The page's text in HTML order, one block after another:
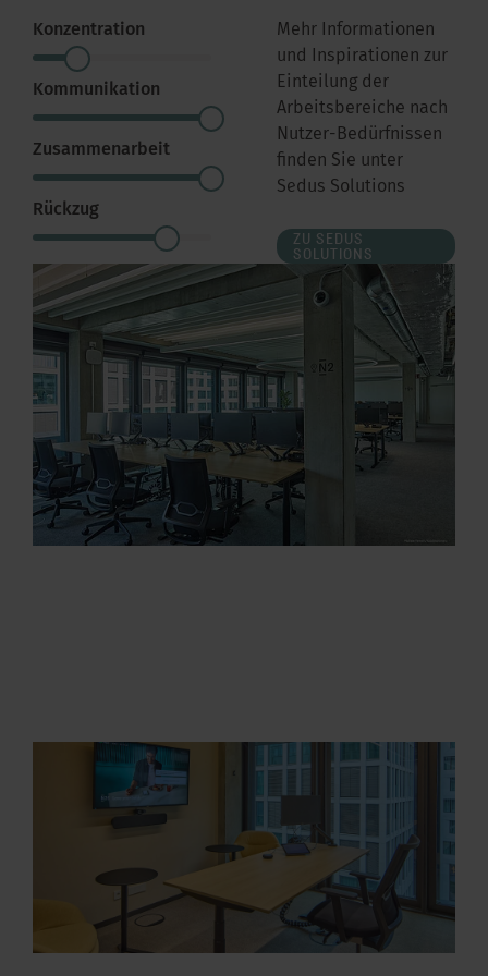
Konzentration
Kommunikation
Zusammenarbeit
Rückzug
Mehr Informationen
und Inspirationen zur
Einteilung der
Arbeitsbereiche nach
Nutzer-Bedürfnissen
finden Sie unter
Sedus Solutions
ZU SEDUS
SOLUTIONS